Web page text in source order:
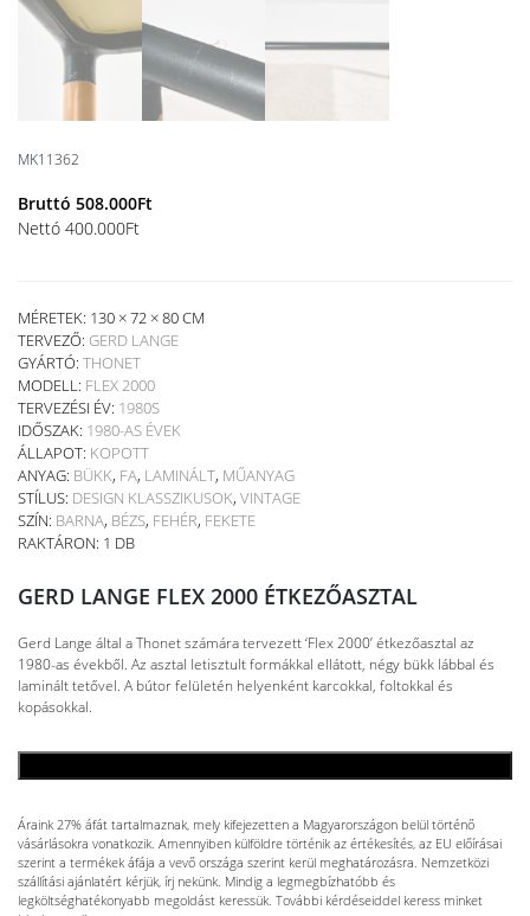
MK11362
Bruttó 508.000Ft
Nettó 400.000Ft
MÉRETEK: 130 × 72 × 80 CM
TERVEZŐ: GERD LANGE
GYÁRTÓ: THONET
MODELL: FLEX 2000
TERVEZÉSI ÉV: 1980S
IDŐSZAK: 1980-AS ÉVEK
ÁLLAPOT: KOPOTT
ANYAG: BÜKK, FA, LAMINÁLT, MŰANYAG
STÍLUS: DESIGN KLASSZIKUSOK, VINTAGE
SZÍN: BARNA, BÉZS, FEHÉR, FEKETE
RAKTÁRON: 1 DB
GERD LANGE FLEX 2000 ÉTKEZŐASZTAL
Gerd Lange által a Thonet számára tervezett ‘Flex 2000’ étkezőasztal az
1980-as évekből. Az asztal letisztult formákkal ellátott, négy bükk lábbal és
laminált tetővel. A bútor felületén helyenként karcokkal, foltokkal és
kopásokkal.
Áraink 27% áfát tartalmaznak, mely kifejezetten a Magyarországon belül történő
vásárlásokra vonatkozik. Amennyiben külföldre történik az értékesítés, az EU előírásai
szerint a termékek áfája a vevő országa szerint kerül meghatározásra. Nemzetközi
szállítási ajánlatért kérjük, írj nekünk. Mindig a legmegbízhatóbb és
legköltséghatékonyabb megoldást keressük. További kérdéseiddel keress minket